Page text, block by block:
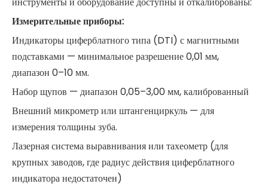
Измерительные приборы:
Индикаторы циферблатного типа (DTI) с магнитными
подставками — минимальное разрешение 0,01 мм,
диапазон 0–10 мм.
Набор щупов — диапазон 0,05–3,00 мм, калиброванный
Внешний микрометр или штангенциркуль — для
измерения толщины зуба.
Лазерная система выравнивания или тахеометр (для
крупных заводов, где радиус действия циферблатного
индикатора недостаточен)